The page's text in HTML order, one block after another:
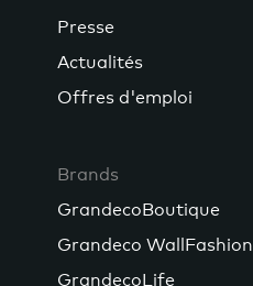
Presse
Actualités
Offres d'emploi
Brands
GrandecoBoutique
Grandeco WallFashion
GrandecoLife